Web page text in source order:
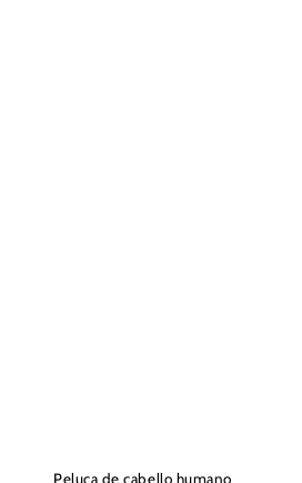
Peluca de cabello humano